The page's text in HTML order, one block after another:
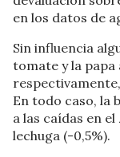
en los datos de
Sin influencia
tomate y la papa
En todo caso, la
a las caídas en
lechuga (-0,5%).